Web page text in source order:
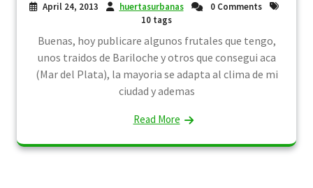
April 24, 2013 huertasurbanas
0 Comments
10 tags
Buenas, hoy publicare algunos frutales que tengo,
unos traidos de Bariloche y otros que consegui aca
(Mar del Plata), la mayoria se adapta al clima de mi
ciudad y ademas
Read More